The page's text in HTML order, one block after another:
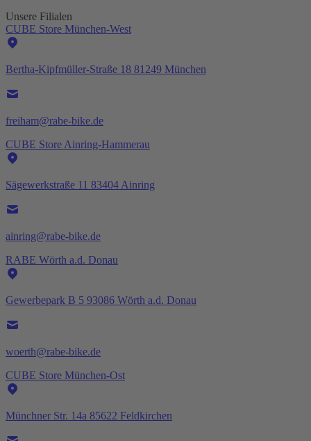
Unsere Filialen
CUBE Store München-West
Bertha-Kipfmüller-Straße 18 81249 München
freiham@rabe-bike.de
CUBE Store Ainring-Hammerau
Sägewerkstraße 11 83404 Ainring
ainring@rabe-bike.de
RABE Wörth a.d. Donau
Gewerbepark B 5 93086 Wörth a.d. Donau
woerth@rabe-bike.de
CUBE Store München-Ost
Münchner Str. 14a 85622 Feldkirchen